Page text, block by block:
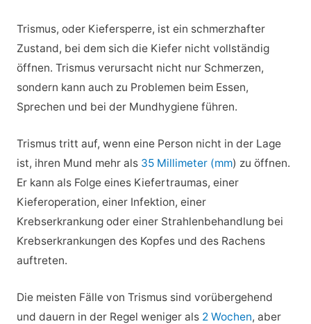
Trismus, oder Kiefersperre, ist ein schmerzhafter
Zustand, bei dem sich die Kiefer nicht vollständig
öffnen. Trismus verursacht nicht nur Schmerzen,
sondern kann auch zu Problemen beim Essen,
Sprechen und bei der Mundhygiene führen.
Trismus tritt auf, wenn eine Person nicht in der Lage
ist, ihren Mund mehr als 35 Millimeter (mm) zu öffnen.
Er kann als Folge eines Kiefertraumas, einer
Kieferoperation, einer Infektion, einer
Krebserkrankung oder einer Strahlenbehandlung bei
Krebserkrankungen des Kopfes und des Rachens
auftreten.
Die meisten Fälle von Trismus sind vorübergehend
und dauern in der Regel weniger als 2 Wochen, aber